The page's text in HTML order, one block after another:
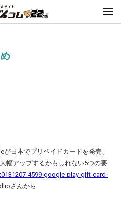
日本でプリペイドカードを発売、
幅アップするかもしれない5つの要
4599-google-play-gift-card-
さんから